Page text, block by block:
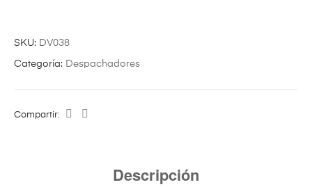
SKU: DV038
Categoría: Despachadores
Compartir:
Descripción